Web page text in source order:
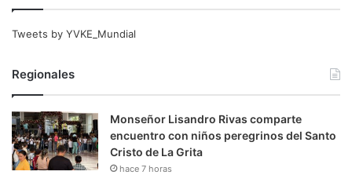
Tweets by YVKE_Mundial
Regionales
Monseñor Lisandro Rivas comparte
encuentro con niños peregrinos del Santo
Cristo de La Grita
hace 7 horas